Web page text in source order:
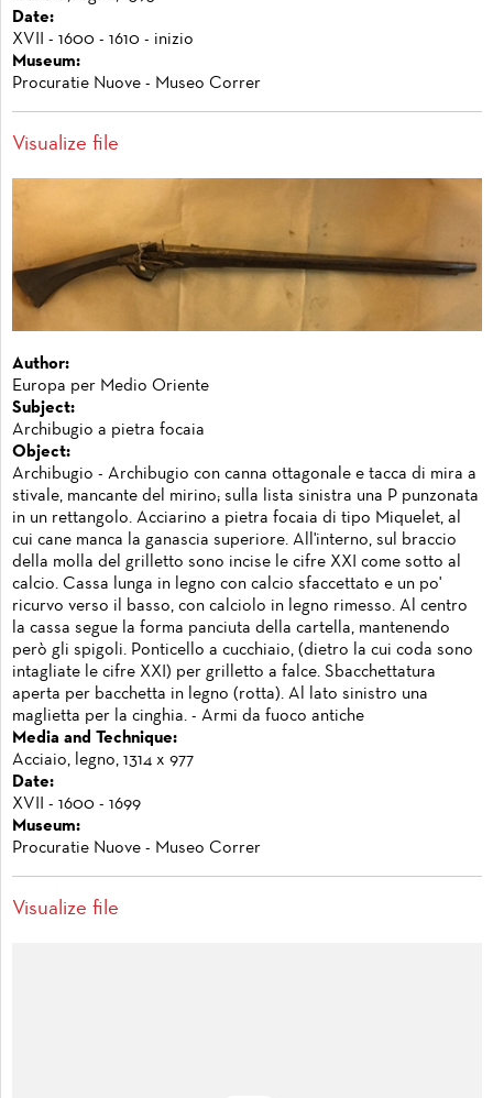
Date:
XVII - 1600 - 1610 - inizio
Museum:
Procuratie Nuove - Museo Correr
Visualize file
Author:
Europa per Medio Oriente
Subject:
Archibugio a pietra focaia
Object:
Archibugio - Archibugio con canna ottagonale e tacca di mira a
stivale, mancante del mirino; sulla lista sinistra una P punzonata
in un rettangolo. Acciarino a pietra focaia di tipo Miquelet, al
cui cane manca la ganascia superiore. All'interno, sul braccio
della molla del grilletto sono incise le cifre XXI come sotto al
calcio. Cassa lunga in legno con calcio sfaccettato e un po'
ricurvo verso il basso, con calciolo in legno rimesso. Al centro
la cassa segue la forma panciuta della cartella, mantenendo
però gli spigoli. Ponticello a cucchiaio, (dietro la cui coda sono
intagliate le cifre XXI) per grilletto a falce. Sbacchettatura
aperta per bacchetta in legno (rotta). Al lato sinistro una
maglietta per la cinghia. - Armi da fuoco antiche
Media and Technique:
Acciaio, legno, 1314 x 977
Date:
XVII - 1600 - 1699
Museum:
Procuratie Nuove - Museo Correr
Visualize file